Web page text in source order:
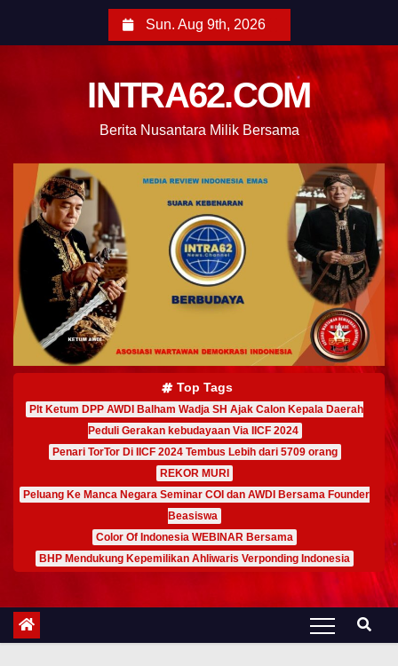
Sun. Aug 9th, 2026
INTRA62.COM
Berita Nusantara Milik Bersama
Top Tags
Plt Ketum DPP AWDI Balham Wadja SH Ajak Calon Kepala Daerah
Peduli Gerakan kebudayaan Via IICF 2024
Penari TorTor Di IICF 2024 Tembus Lebih dari 5709 orang
REKOR MURI
Peluang Ke Manca Negara Seminar COI dan AWDI Bersama Founder
Beasiswa
Color Of Indonesia WEBINAR Bersama
BHP Mendukung Kepemilikan Ahliwaris Verponding Indonesia